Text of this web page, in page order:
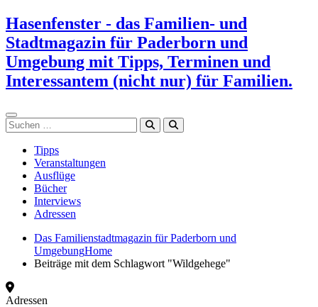
Zum
Inhalt
springen
Hasenfenster - das Familien- und
Stadtmagazin für Paderborn und
Umgebung mit Tipps, Terminen und
Interessantem (nicht nur) für Familien.
Suchen
Tipps
Veranstaltungen
Ausflüge
Bücher
Interviews
Adressen
Das Familienstadtmagazin für Paderborn und
UmgebungHome
Beiträge mit dem Schlagwort "Wildgehege"
Adressen